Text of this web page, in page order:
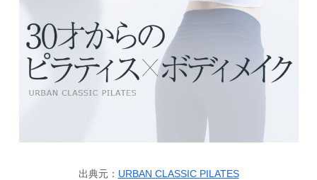
出典元： URBAN CLASSIC PILATES